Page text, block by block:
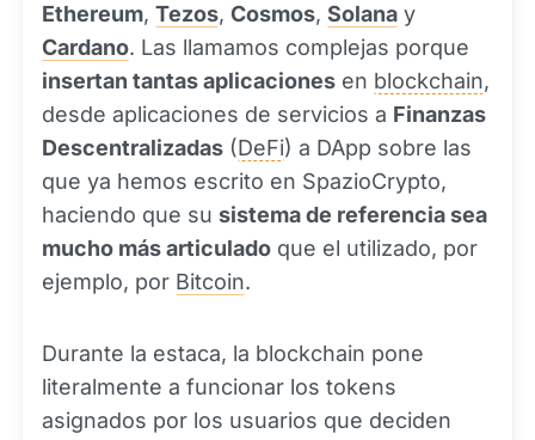
Ethereum, Tezos, Cosmos, Solana y
Cardano. Las llamamos complejas porque
insertan tantas aplicaciones en blockchain,
desde aplicaciones de servicios a Finanzas
Descentralizadas (DeFi) a DApp sobre las
que ya hemos escrito en SpazioCrypto,
haciendo que su sistema de referencia sea
mucho más articulado que el utilizado, por
ejemplo, por Bitcoin.
Durante la estaca, la blockchain pone
literalmente a funcionar los tokens
asignados por los usuarios que deciden